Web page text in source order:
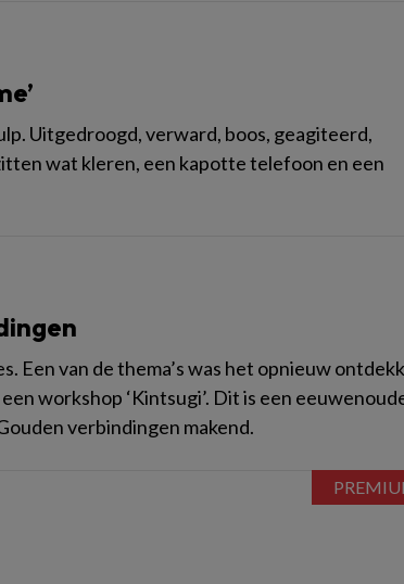
Uitgedroogd, verward, boos, geagiteerd,
wat kleren, een kapotte telefoon en een
Een van de thema’s was het opnieuw
workshop ‘Kintsugi’. Dit is een
verbindingen makend.